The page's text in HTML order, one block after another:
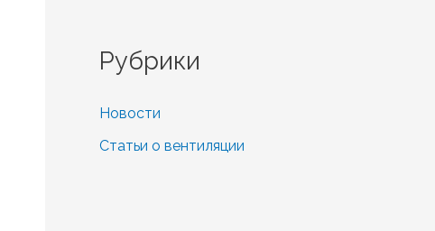
Рубрики
Новости
Статьи о вентиляции